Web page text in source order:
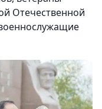
Отечественной